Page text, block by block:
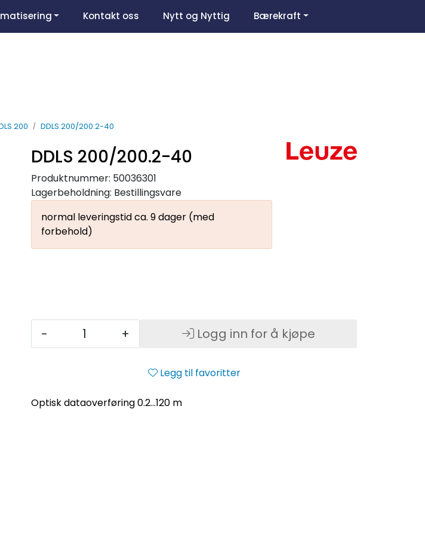
Om oss Favoritter
Kontakt oss Nytt og Nyttig Bærekraft
200 DDLS 200/200.2-40
DDLS 200/200.2-40
Produktnummer: 50036301
Lagerbeholdning: Bestillingsvare
normal leveringstid ca. 9 dager (med
forbehold)
- + Logg inn for å kjøpe
Legg til favoritter
Optisk dataoverføring 0.2...120 m